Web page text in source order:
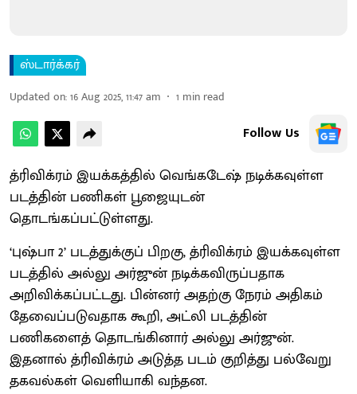
ஸ்டார்க்கர்
Updated on:16 Aug 2025, 11:47 am 1 min read
Follow Us
த்ரிவிக்ரம் இயக்கத்தில் வெங்கடேஷ் நடிக்கவுள்ள
படத்தின் பணிகள் பூஜையுடன்
தொடங்கப்பட்டுள்ளது.
‘புஷ்பா 2’ படத்துக்குப் பிறகு, த்ரிவிக்ரம் இயக்கவுள்ள
படத்தில் அல்லு அர்ஜுன் நடிக்கவிருப்பதாக
அறிவிக்கப்பட்டது. பின்னர் அதற்கு நேரம் அதிகம்
தேவைப்படுவதாக கூறி, அட்லி படத்தின்
பணிகளைத் தொடங்கினார் அல்லு அர்ஜுன்.
இதனால் த்ரிவிக்ரம் அடுத்த படம் குறித்து பல்வேறு
தகவல்கள் வெளியாகி வந்தன.